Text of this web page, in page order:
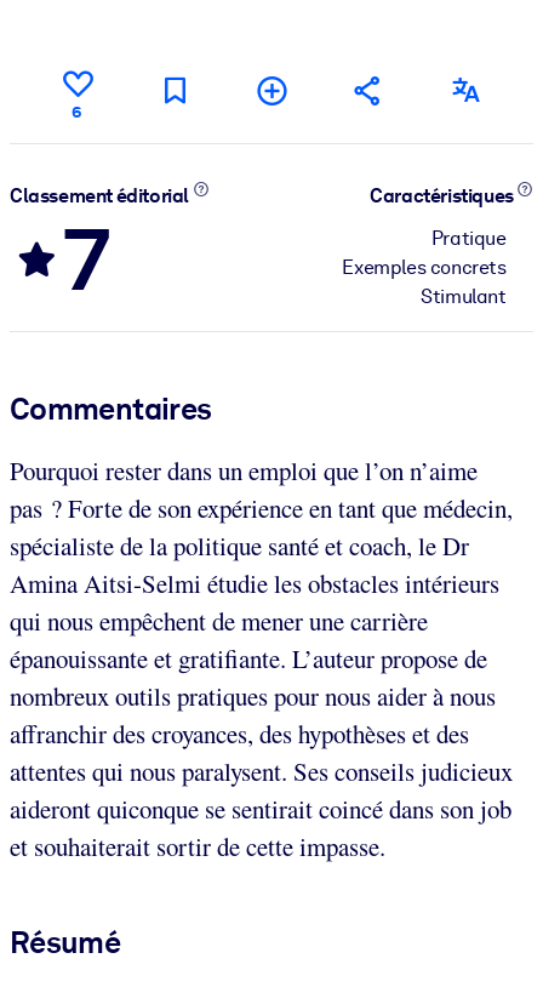
6
Classement éditorial
7
Caractéristiques
Pratique
Exemples concrets
Stimulant
Commentaires
Pourquoi rester dans un emploi que l’on n’aime
pas ? Forte de son expérience en tant que médecin,
spécialiste de la politique santé et coach, le Dr
Amina Aitsi-Selmi étudie les obstacles intérieurs
qui nous empêchent de mener une carrière
épanouissante et gratifiante. L’auteur propose de
nombreux outils pratiques pour nous aider à nous
affranchir des croyances, des hypothèses et des
attentes qui nous paralysent. Ses conseils judicieux
aideront quiconque se sentirait coincé dans son job
et souhaiterait sortir de cette impasse.
Résumé